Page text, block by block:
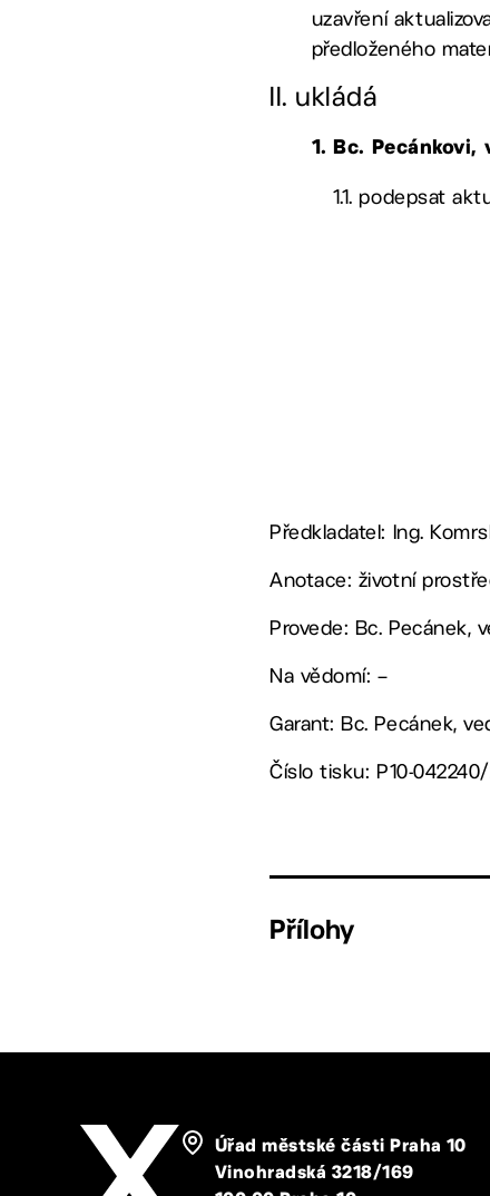
uzavření
předloženého
II. ukládá
1. Bc. Pecánkovi,
1.1. podepsat
Předkladatel: Ing.
Anotace: životní
Provede: Bc. Pecánek,
Na vědomí: –
Garant: Bc. Pecánek,
Číslo tisku: P10-
Přílohy
Úřad městské části Praha 10
Vinohradská 3218/169